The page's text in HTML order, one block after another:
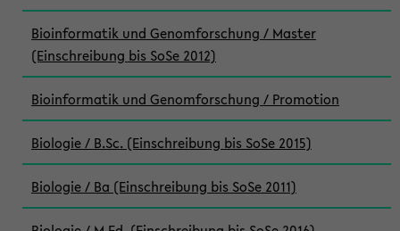
Bioinformatik und Genomforschung / Master
(Einschreibung bis SoSe 2012)
Bioinformatik und Genomforschung / Promotion
Biologie / B.Sc. (Einschreibung bis SoSe 2015)
Biologie / Ba (Einschreibung bis SoSe 2011)